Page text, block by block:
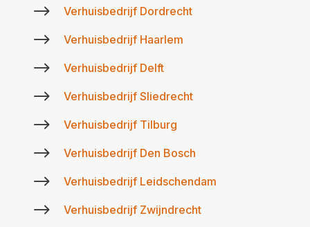
$ Verhuisbedrijf Dordrecht
$ Verhuisbedrijf Haarlem
$ Verhuisbedrijf Delft
$ Verhuisbedrijf Sliedrecht
$ Verhuisbedrijf Tilburg
$ Verhuisbedrijf Den Bosch
$ Verhuisbedrijf Leidschendam
$ Verhuisbedrijf Zwijndrecht